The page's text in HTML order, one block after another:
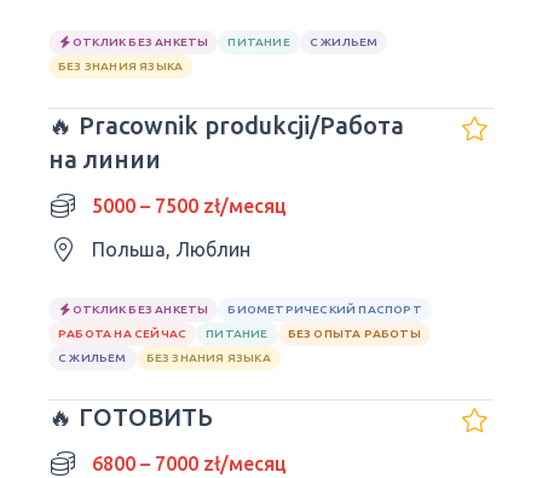
ОТКЛИК БЕЗ АНКЕТЫ ПИТАНИЕ
С ЖИЛЬЕМ
БЕЗ ЗНАНИЯ ЯЗЫКА
🔥 Pracownik produkcji/Работа
на линии
5000 – 7500 zł/месяц
Польша, Люблин
ОТКЛИК БЕЗ АНКЕТЫ
БИОМЕТРИЧЕСКИЙ ПАСПОРТ
РАБОТА НА СЕЙЧАС
ПИТАНИЕ
БЕЗ ОПЫТА РАБОТЫ
С ЖИЛЬЕМ
БЕЗ ЗНАНИЯ ЯЗЫКА
🔥 ГОТОВИТЬ
6800 – 7000 zł/месяц